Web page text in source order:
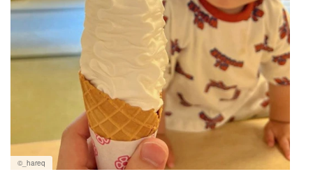
トレンド・イベント
©︎_hareq